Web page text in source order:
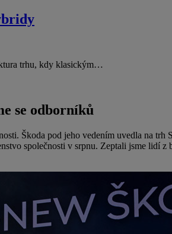
trhu, kdy klasickým…
se odborníků
Škoda pod jeho vedením uvedla na
společnosti v srpnu. Zeptali jsme lidí